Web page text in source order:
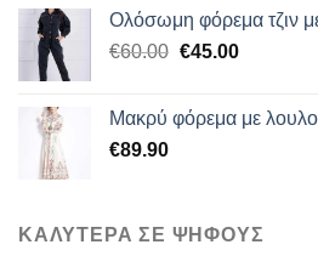
Ολόσωμη φόρεμα τζιν
€60.00 Original
€60.00.
€45.00Η
είναι:
Μακρύ φόρεμα με
€89.90
ΚΑΛΥΤΕΡΑ ΣΕ ΨΗΦΟΥΣ